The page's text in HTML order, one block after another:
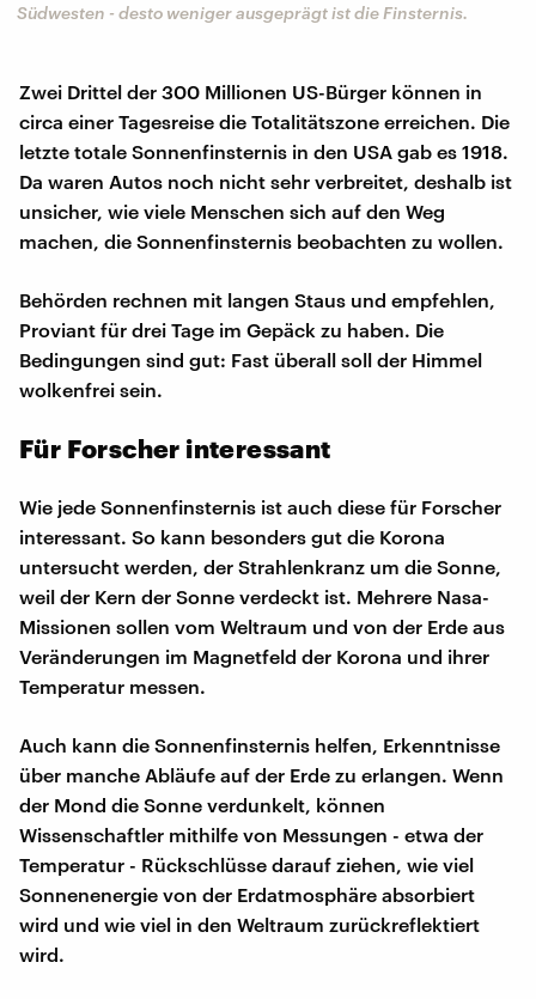
Südwesten - desto weniger ausgeprägt ist die Finsternis.
Zwei Drittel der 300 Millionen US-Bürger können in
circa einer Tagesreise die Totalitätszone erreichen. Die
letzte totale Sonnenfinsternis in den USA gab es 1918.
Da waren Autos noch nicht sehr verbreitet, deshalb ist
unsicher, wie viele Menschen sich auf den Weg
machen, die Sonnenfinsternis beobachten zu wollen.
Behörden rechnen mit langen Staus und empfehlen,
Proviant für drei Tage im Gepäck zu haben. Die
Bedingungen sind gut: Fast überall soll der Himmel
wolkenfrei sein.
Für Forscher interessant
Wie jede Sonnenfinsternis ist auch diese für Forscher
interessant. So kann besonders gut die Korona
untersucht werden, der Strahlenkranz um die Sonne,
weil der Kern der Sonne verdeckt ist. Mehrere Nasa-
Missionen sollen vom Weltraum und von der Erde aus
Veränderungen im Magnetfeld der Korona und ihrer
Temperatur messen.
Auch kann die Sonnenfinsternis helfen, Erkenntnisse
über manche Abläufe auf der Erde zu erlangen. Wenn
der Mond die Sonne verdunkelt, können
Wissenschaftler mithilfe von Messungen - etwa der
Temperatur - Rückschlüsse darauf ziehen, wie viel
Sonnenenergie von der Erdatmosphäre absorbiert
wird und wie viel in den Weltraum zurückreflektiert
wird.